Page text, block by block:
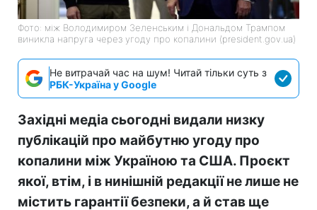
Фото: між Володимиром Зеленським і Дональдом Трампом
виникла напруга через угоду про копалини (president.gov.ua)
Не витрачай час на шум! Читай тільки суть з
РБК-Україна у Google
Західні медіа сьогодні видали низку
публікацій про майбутню угоду про
копалини між Україною та США. Проєкт
якої, втім, і в нинішній редакції не лише не
містить гарантії безпеки, а й став ще